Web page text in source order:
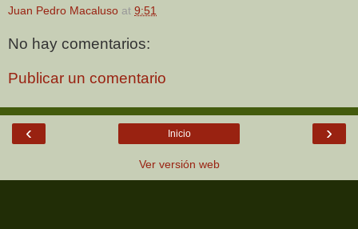
Juan Pedro Macaluso at 9:51
No hay comentarios:
Publicar un comentario
‹ ›
Inicio
Ver versión web